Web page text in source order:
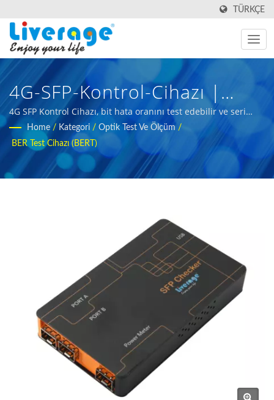
TÜRKÇE
4G-SFP-Kontrol-Cihazı |
Küresel Iletişim Ağları Için
SPF Ve QSPF Modülleri
4G SFP Kontrol Cihazı, bit hata oranını test edebilir ve seri
kimliği okuyabilir. | 5G altyapı geliştirme için fiber optik test
araçları
Home / Kategori / Optik Test Ve Ölçüm /
BER Test Cihazı (BERT)